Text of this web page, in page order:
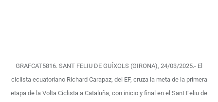
GRAFCAT5816. SANT FELIU DE GUÍXOLS (GIRONA), 24/03/2025.- El
ciclista ecuatoriano Richard Carapaz, del EF, cruza la meta de la primera
etapa de la Volta Ciclista a Cataluña, con inicio y final en el Sant Feliu de